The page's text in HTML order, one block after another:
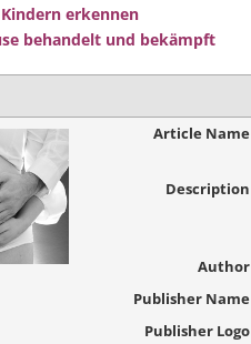
erkennen
behandelt und bekämpft
Article Name
Description
Author
Publisher Name
Publisher Logo